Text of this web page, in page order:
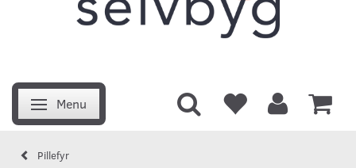
Skifte navigation
Menu
Pillefyr